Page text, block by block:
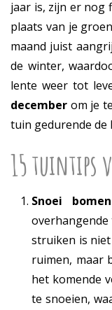
jaar is, zijn er nog
plaats van je
maand juist
de winter,
lente weer tot
december om je
tuin gedurende de
15 tuintips
Snoei
overhangende
struiken is
ruimen, maar
het komende
te snoeien,